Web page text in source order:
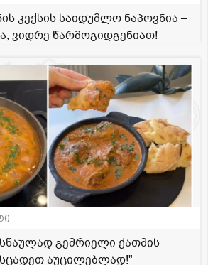
კექსის საიდუმლო ნაპოვნია –
ვიდრე წარმოგიდგენიათ!
გემრიელი ქათმის
აუცილებლად!" -